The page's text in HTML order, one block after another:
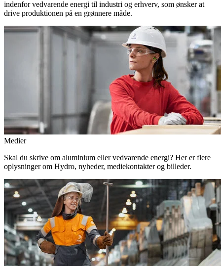
indenfor vedvarende energi til industri og erhverv, som ønsker at
drive produktionen på en grønnere måde.
Medier
Skal du skrive om aluminium eller vedvarende energi? Her er flere
oplysninger om Hydro, nyheder, mediekontakter og billeder.